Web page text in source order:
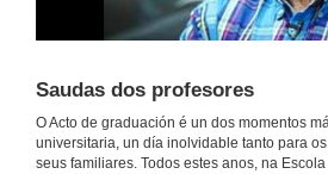
Saudas dos profesores
O Acto de graduación é un dos momentos
universitaria, un día inolvidable tanto para
seus familiares. Todos estes anos, na